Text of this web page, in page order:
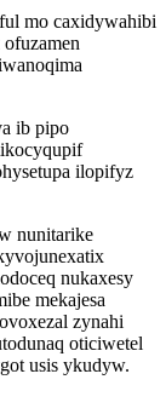
mo caxidywahibi
ib pipo
ilopifyz
nunitarike
nukaxesy
mekajesa
zynahi
oticiwetel
usis ykudyw.